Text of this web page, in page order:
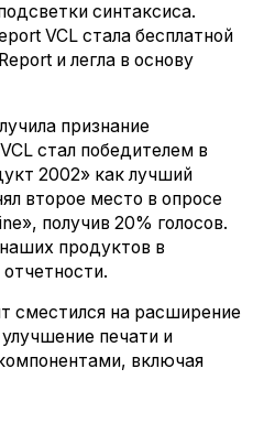
синтаксиса.
VCL стала бесплатной
и легла в основу
признание
стал победителем в
2002» как лучший
второе место в опросе
получив 20% голосов.
продуктов в
сместился на расширение
печати и
включая